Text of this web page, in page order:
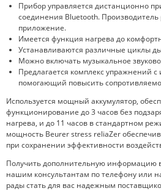
Прибор управляется дистанционно
соединения Bluetooth. Производитель
приложение.
Имеется функция нагрева до
Устанавливаются различные циклы
Можно включать музыкальное
Предлагается комплекс упражнений с
помогающий повысить
Используется мощный аккумулятор,
функционирование до 3 часов без
нагрева, и до 11 часов в стандартном
мощность Beurer stress reliaZer
при сохранении эффективности
Получить дополнительную информацию
нашим консультантам по телефону или
рады стать для вас надежным